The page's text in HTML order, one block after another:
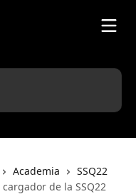
Academia
SSQ22
de la SSQ22